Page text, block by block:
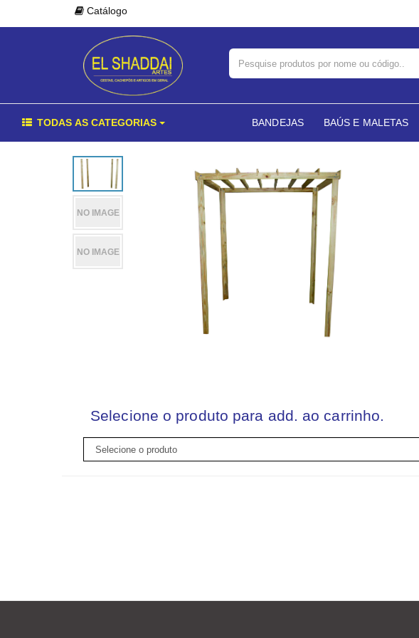
Catálogo
TODAS AS CATEGORIAS BANDEJAS BAÚS E MALETAS
Selecione o produto para add. ao carrinho.